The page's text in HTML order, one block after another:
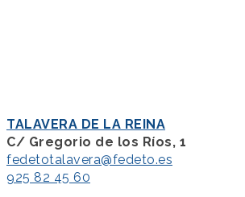
TALAVERA DE LA REINA
C/ Gregorio de los Ríos, 1
fedetotalavera@fedeto.es
925 82 45 60